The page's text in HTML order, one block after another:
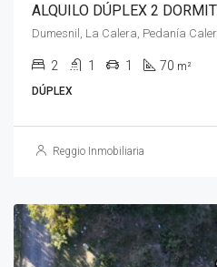
2 1 1 70 m²
DÚPLEX
Reggio Inmobiliaria